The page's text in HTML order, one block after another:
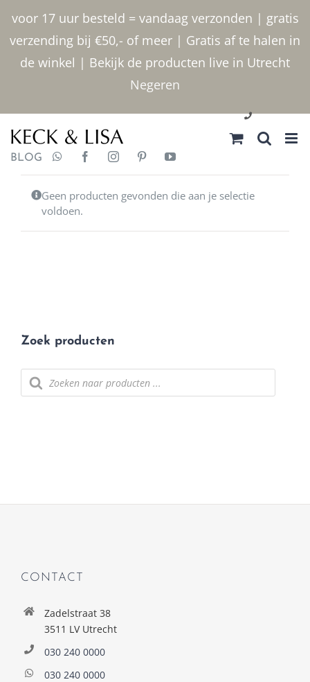
voor 17 uur besteld = vandaag verzonden | gratis
verzending bij €50,- of meer | Gratis af te halen in
de winkel | Bekijk de producten live in Utrecht
Negeren
inhoud
030 2400000
BLOG
Geen producten gevonden die aan je selectie
voldoen.
Zoek producten
Producten
zoeken
CONTACT
Zadelstraat 38
3511 LV Utrecht
030 240 0000
030 240 0000